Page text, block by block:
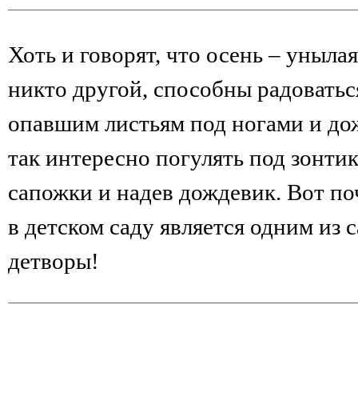
Хоть и говорят, что осень –
никто другой, способны
опавшим листьям под ногами и
так интересно погулять под
сапожки и надев дождевик. Вот
в детском саду является одним
детворы!